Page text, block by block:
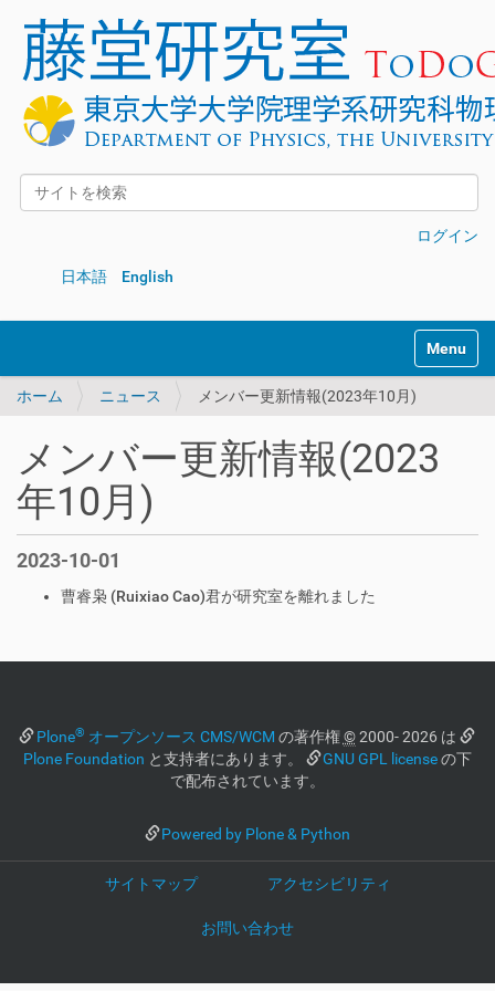
サイトを検索
ログイン
日本語 English
Toggle
ホーム ニュース メンバー更新情報(2023年10月)
メンバー更新情報(2023
年10月)
2023-10-01
曹睿枭 (Ruixiao Cao)君が研究室を離れました
Plone® オープンソース CMS/WCM の著作権©2000- 2026 は
Plone Foundation と支持者にあります。 GNU GPL licenseの下
で配布されています。
Powered by Plone & Python
サイトマップ アクセシビリティ
お問い合わせ